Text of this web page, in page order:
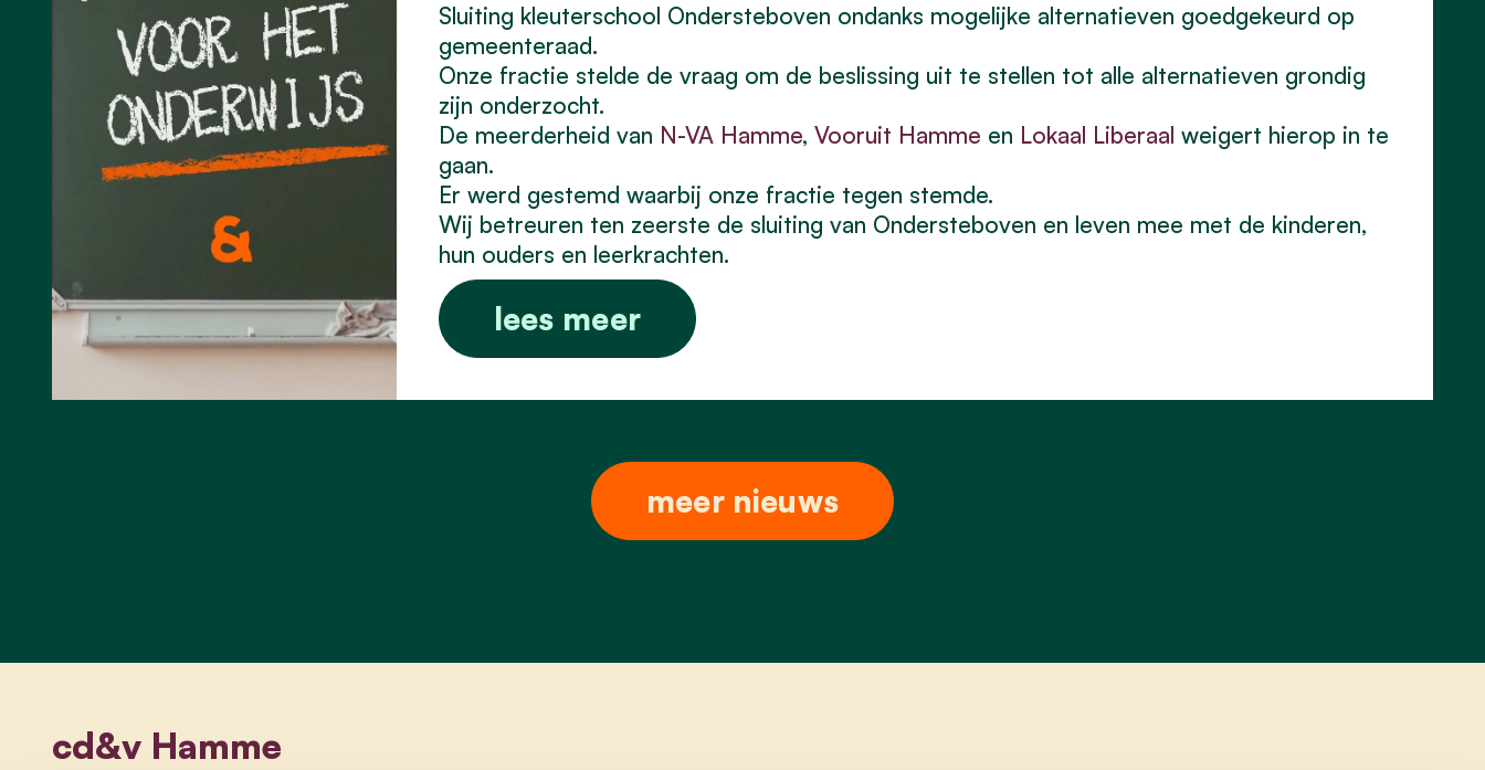
Sluiting kleuterschool Ondersteboven ondanks mogelijke alternatieven goedgekeurd op
gemeenteraad.
Onze fractie stelde de vraag om de beslissing uit te stellen tot alle alternatieven grondig
zijn onderzocht.
De meerderheid van N-VA Hamme, Vooruit Hamme en Lokaal Liberaal weigert hierop in te
gaan.
Er werd gestemd waarbij onze fractie tegen stemde.
Wij betreuren ten zeerste de sluiting van Ondersteboven en leven mee met de kinderen,
hun ouders en leerkrachten.
lees meer
meer nieuws
cd&v Hamme